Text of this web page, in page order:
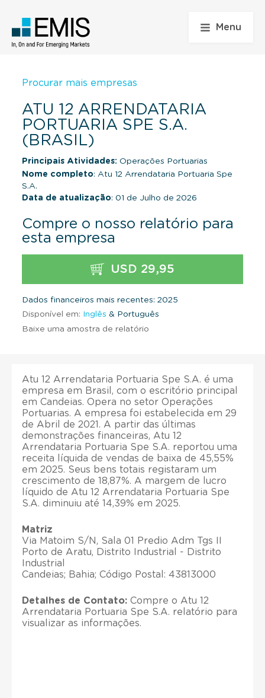
Menu
Procurar mais empresas
ATU 12 ARRENDATARIA
PORTUARIA SPE S.A.
(BRASIL)
Principais Atividades: Operações Portuarias
Nome completo: Atu 12 Arrendataria Portuaria Spe
S.A.
Data de atualização: 01 de Julho de 2026
Compre o nosso relatório para
esta empresa
USD 29,95
Dados financeiros mais recentes: 2025
Disponível em: Inglês & Português
Baixe uma amostra de relatório
Atu 12 Arrendataria Portuaria Spe S.A. é uma
empresa em Brasil, com o escritório principal
em Candeias. Opera no setor Operações
Portuarias. A empresa foi estabelecida em 29
de Abril de 2021. A partir das últimas
demonstrações financeiras, Atu 12
Arrendataria Portuaria Spe S.A. reportou uma
receita líquida de vendas de baixa de 45,55%
em 2025. Seus bens totais registaram um
crescimento de 18,87%. A margem de lucro
líquido de Atu 12 Arrendataria Portuaria Spe
S.A. diminuiu até 14,39% em 2025.
Matriz
Via Matoim S/N, Sala 01 Predio Adm Tgs II
Porto de Aratu, Distrito Industrial - Distrito
Industrial
Candeias; Bahia; Código Postal: 43813000
Detalhes de Contato: Compre o Atu 12
Arrendataria Portuaria Spe S.A. relatório para
visualizar as informações.